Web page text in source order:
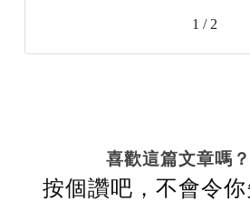
1 / 2
喜歡這篇文章嗎？
按個讚吧，不會令你